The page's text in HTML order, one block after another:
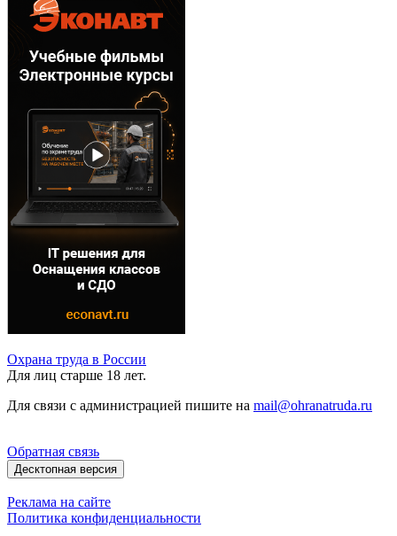
Охрана труда в России
Для лиц старше 18 лет.
Для связи с администрацией пишите на mail@ohranatruda.ru
Обратная связь
Десктопная версия
Реклама на сайте
Политика конфиденциальности